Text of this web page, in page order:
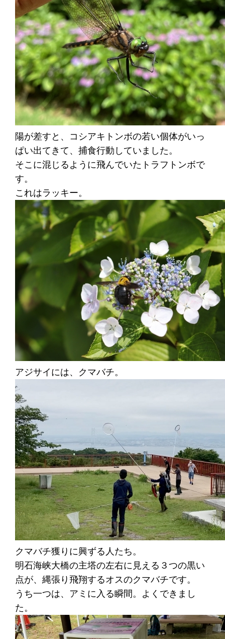
陽が差すと、コシアキトンボの若い個体がいっ
ぱい出てきて、捕食行動していました。
そこに混じるように飛んでいたトラフトンボで
す。
これはラッキー。
アジサイには、クマバチ。
クマバチ獲りに興ずる人たち。
明石海峡大橋の主塔の左右に見える３つの黒い
点が、縄張り飛翔するオスのクマバチです。
うち一つは、アミに入る瞬間。よくできまし
た。